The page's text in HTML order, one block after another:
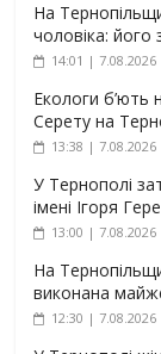
На
чоловіка:
14:01 | 7.08.2026
Екологи б’ють
Серету на
13:38 | 7.08.2026
У Тернополі
імені Ігоря
13:00 | 7.08.2026
На
виконана
12:30 | 7.08.2026